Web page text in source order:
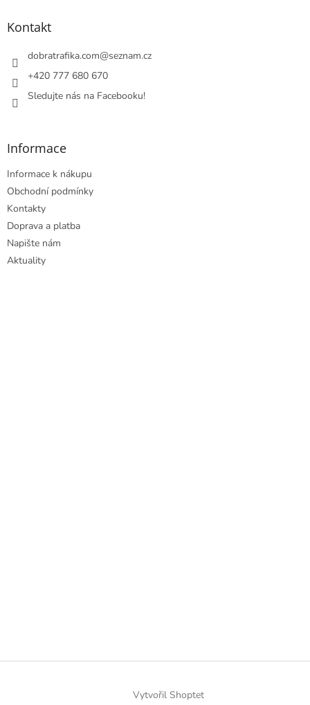
Kontakt
dobratrafika.com@seznam.cz
+420 777 680 670
Sledujte nás na Facebooku!
Informace
Informace k nákupu
Obchodní podmínky
Kontakty
Doprava a platba
Napište nám
Aktuality
Vytvořil Shoptet